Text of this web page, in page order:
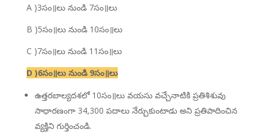
A )3సం॥లు నుండి 7సం॥లు
B )5సం॥లు నుండి 10సం॥లు
C )7సం॥లు నుండి 11సం॥లు
D )6సం॥లు నుండి 9సం॥లు
ఉత్తరబాల్యదశలో 10సం॥లు వయసు వచ్చేనాటికి ప్రతిశిశువు
సాధారణంగా 34,300 పదాలు నేర్చుకుంటాడు అని ప్రతిపాదించిన
వ్యక్తిని గుర్తించండి.